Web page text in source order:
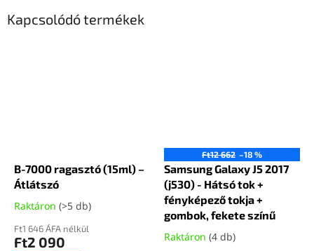
Kapcsolódó termékek
B-7000 ragasztó (15ml) –
Átlátszó
Raktáron (>5 db)
Ft1 646 ÁFA nélkül
Ft2 090
Ft12 662 –18 %
Samsung Galaxy J5 2017
(j530) - Hátsó tok +
fényképező tokja +
gombok, fekete színű
Raktáron (4 db)